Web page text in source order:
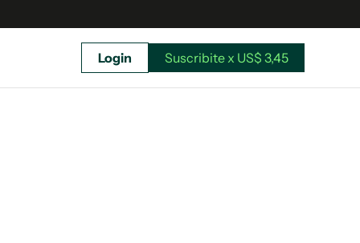
Login Suscribite x US$ 3,45